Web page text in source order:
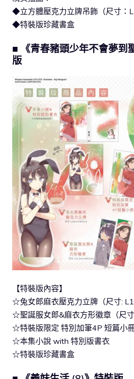
◆立方體壓克力立牌吊飾（尺寸：
◆特裝版珍藏書盒
■ 《青春豬頭少年不會夢到
版
【特裝版內容】
☆兔女郎麻衣壓克力立牌（尺寸:
☆聖誕服女郎&麻衣方形徽章（尺
☆特裝版限定 特別加筆4P 短篇小
☆本集小說 with 特別版書衣
☆特裝版珍藏書盒